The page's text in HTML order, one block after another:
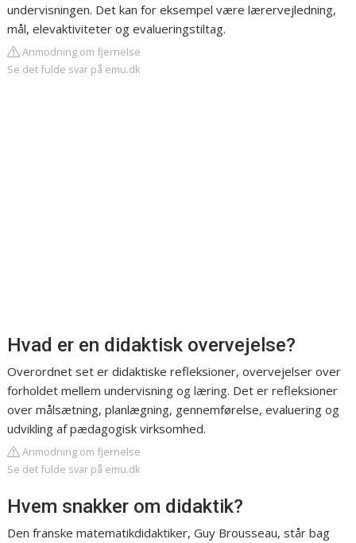
undervisningen. Det kan for eksempel være lærervejledning,
mål, elevaktiviteter og evalueringstiltag.
Anmodning om fjernelse
Se det fulde svar på emu.dk
Hvad er en didaktisk overvejelse?
Overordnet set er didaktiske refleksioner, overvejelser over
forholdet mellem undervisning og læring. Det er refleksioner
over målsætning, planlægning, gennemførelse, evaluering og
udvikling af pædagogisk virksomhed.
Anmodning om fjernelse
Se det fulde svar på emu.dk
Hvem snakker om didaktik?
Den franske matematikdidaktiker, Guy Brousseau, står bag